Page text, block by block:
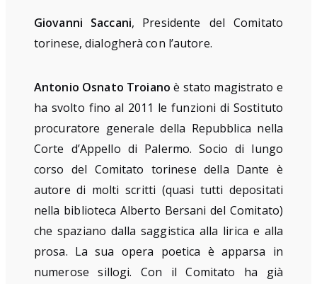
Giovanni Saccani, Presidente del Comitato
torinese, dialogherà con l’autore.
Antonio Osnato Troianoè stato magistrato e
ha svolto fino al 2011 le funzioni di Sostituto
procuratore generale della Repubblica nella
Corte d’Appello di Palermo. Socio di lungo
corso del Comitato torinese della Dante è
autore di molti scritti (quasi tutti depositati
nella biblioteca Alberto Bersani del Comitato)
che spaziano dalla saggistica alla lirica e alla
prosa. La sua opera poetica è apparsa in
numerose sillogi. Con il Comitato ha già